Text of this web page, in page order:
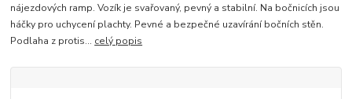
nájezdových ramp. Vozík je svařovaný, pevný a stabilní. Na bočnicích jsou
háčky pro uchycení plachty. Pevné a bezpečné uzavírání bočních stěn.
Podlaha z protis... celý popis